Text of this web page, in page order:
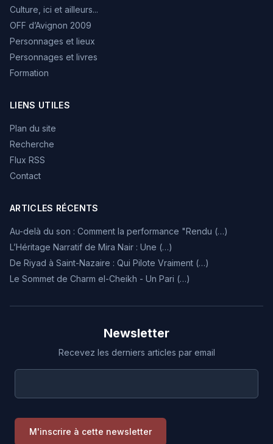
Culture, ici et ailleurs...
OFF d’Avignon 2009
Personnages et lieux
Personnages et livres
Formation
LIENS UTILES
Plan du site
Recherche
Flux RSS
Contact
ARTICLES RÉCENTS
Au-delà du son : Comment la performance "Rendu (…)
L’Héritage Narratif de Mira Nair : Une (…)
De Riyad à Saint-Nazaire : Qui Pilote Vraiment (…)
Le Sommet de Charm el-Cheikh - Un Pari (…)
Newsletter
Recevez les derniers articles par email